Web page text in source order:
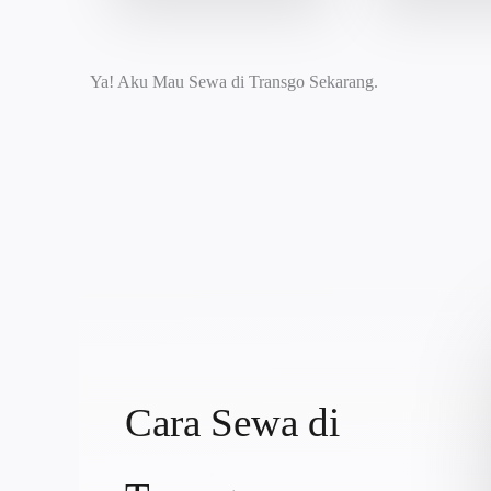
Ya! Aku Mau Sewa di Transgo Sekarang.
Cara Sewa di